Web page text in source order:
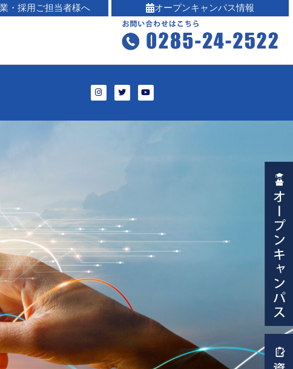
・採用ご担当者様へ オープンキャンパス情報